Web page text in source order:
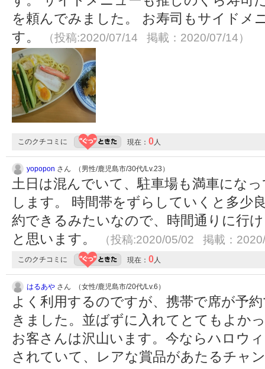
を頼んでみました。 お寿司もサイドメ
す。
（投稿:2020/07/14 掲載：2020/07/14）
このクチコミに 現在： 0人
yopopon さん （男性/鹿児島市/30代/Lv.23）
土日は混んでいて、駐車場も満車にな
します。 時間帯をずらしていくと多少
約できるみたいなので、時間通りに行
と思います。
（投稿:2020/05/02 掲載：
このクチコミに 現在： 0人
はるあや さん （女性/鹿児島市/20代/Lv.6）
よく利用するのですが、携帯で席が予
きました。並ばずに入れてとてもよか
お客さんは沢山います。今ならハロウ
されていて、レアな賞品があたるチャ